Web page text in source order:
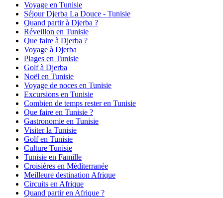
Voyage en Tunisie
Séjour Djerba La Douce - Tunisie
Quand partir à Djerba ?
Réveillon en Tunisie
Que faire à Djerba ?
Voyage à Djerba
Plages en Tunisie
Golf à Djerba
Noël en Tunisie
Voyage de noces en Tunisie
Excursions en Tunisie
Combien de temps rester en Tunisie
Que faire en Tunisie ?
Gastronomie en Tunisie
Visiter la Tunisie
Golf en Tunisie
Culture Tunisie
Tunisie en Famille
Croisières en Méditerranée
Meilleure destination Afrique
Circuits en Afrique
Quand partir en Afrique ?